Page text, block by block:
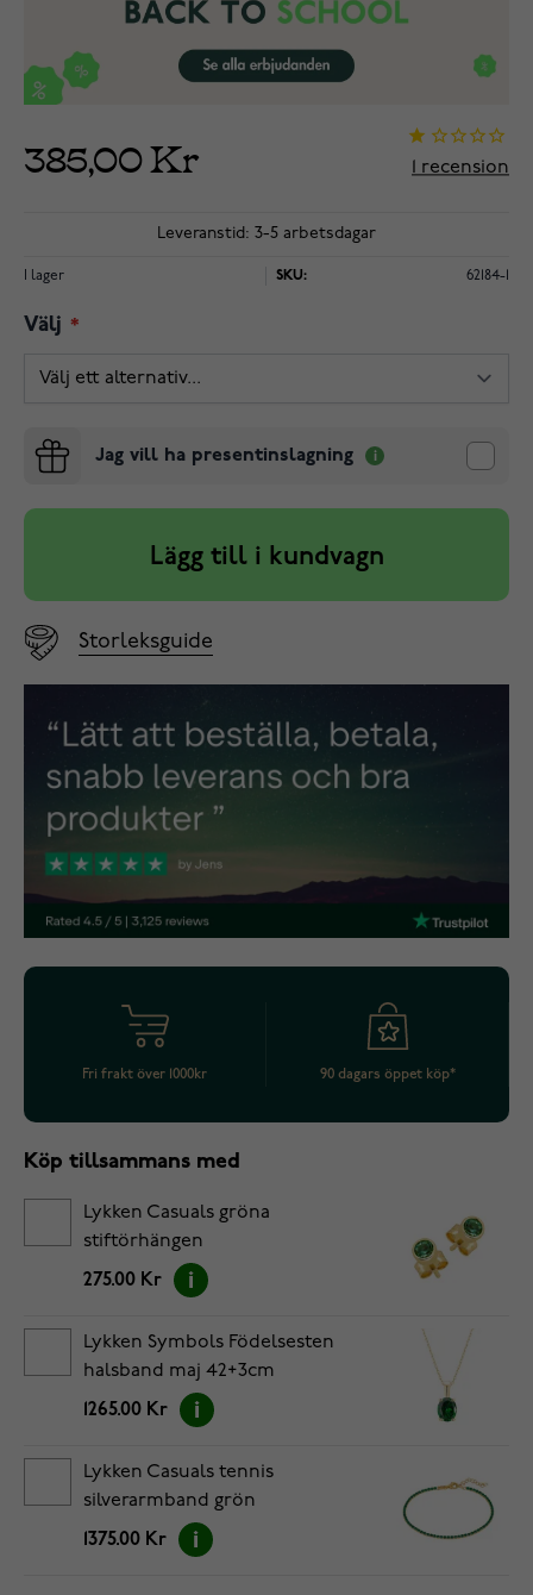
385,00 Kr 1 recension
Leveranstid: 3-5 arbetsdagar
I lager SKU: 62184-1
Välj
Jag vill ha presentinslagning
Lägg till i kundvagn
Storleksguide
Fri frakt över 1000kr 90 dagars öppet köp*
Köp tillsammans med
Lykken Casuals gröna
stiftörhängen
275.00 Kr
Lykken Symbols Födelsesten
halsband maj 42+3cm
1265.00 Kr
Lykken Casuals tennis
silverarmband grön
1375.00 Kr